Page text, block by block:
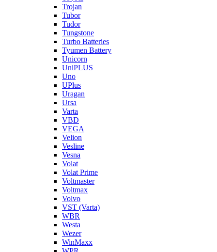
Trojan
Tubor
Tudor
Tungstone
Turbo Batteries
Tyumen Battery
Unicorn
UniPLUS
Uno
UPlus
Uragan
Ursa
Varta
VBD
VEGA
Velion
Vesline
Vesna
Volat
Volat Prime
Voltmaster
Voltmax
Volvo
VST (Varta)
WBR
Westa
Wezer
WinMaxx